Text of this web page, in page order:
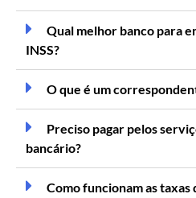
Qual melhor banco para
INSS?
O que é um
Preciso pagar pelos
bancário?
Como funcionam as taxas